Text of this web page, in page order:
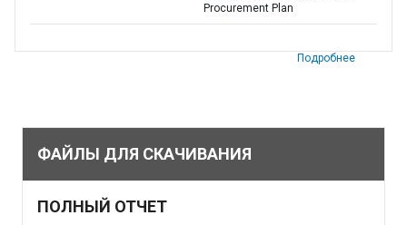
Procurement Plan
Подробнее
ФАЙЛЫ ДЛЯ СКАЧИВАНИЯ
ПОЛНЫЙ ОТЧЕТ